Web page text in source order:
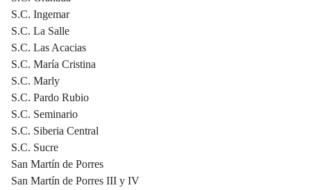
S.C. Ingemar
S.C. La Salle
S.C. Las Acacias
S.C. María Cristina
S.C. Marly
S.C. Pardo Rubio
S.C. Seminario
S.C. Siberia Central
S.C. Sucre
San Martín de Porres
San Martín de Porres III y IV